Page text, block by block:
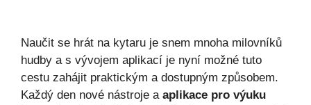
Naučit se hrát na kytaru je snem mnoha milovníků
hudby a s vývojem aplikací je nyní možné tuto
cestu zahájit praktickým a dostupným způsobem.
Každý den nové nástroje a aplikace pro výuku